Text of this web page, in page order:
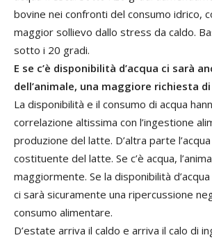
bovine nei confronti del consumo idrico,
maggior sollievo dallo stress da caldo.
sotto i 20 gradi.
E se c’è disponibilità d’acqua ci sarà
dell’animale, una maggiore richiesta
La disponibilità e il consumo di acqua
correlazione altissima con l’ingestione
produzione del latte. D’altra parte
costituente del latte. Se c’è acqua,
maggiormente. Se la disponibilità
ci sarà sicuramente una ripercussione
consumo alimentare.
D’estate arriva il caldo e arriva il calo di